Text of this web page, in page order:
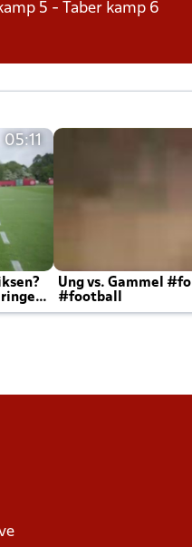
5 - Taber kamp 6
05:11
ringer
Ung vs. Gammel
#football